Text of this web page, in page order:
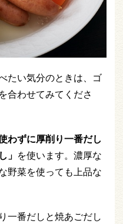
たい気分のときは、ゴ
を合わせてみてくださ
わずに厚削り一番だし
」 を使います。濃厚な
野菜を使っても上品な
一番だしと焼あごだし